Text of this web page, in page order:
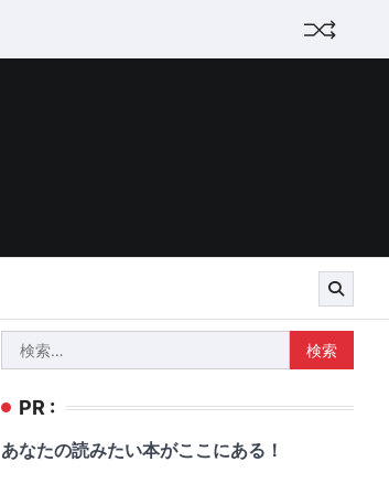
索:
PR :
あなたの読みたい本がここにある！